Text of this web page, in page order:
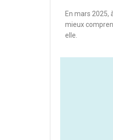
En mars 2025,
mieux
elle.